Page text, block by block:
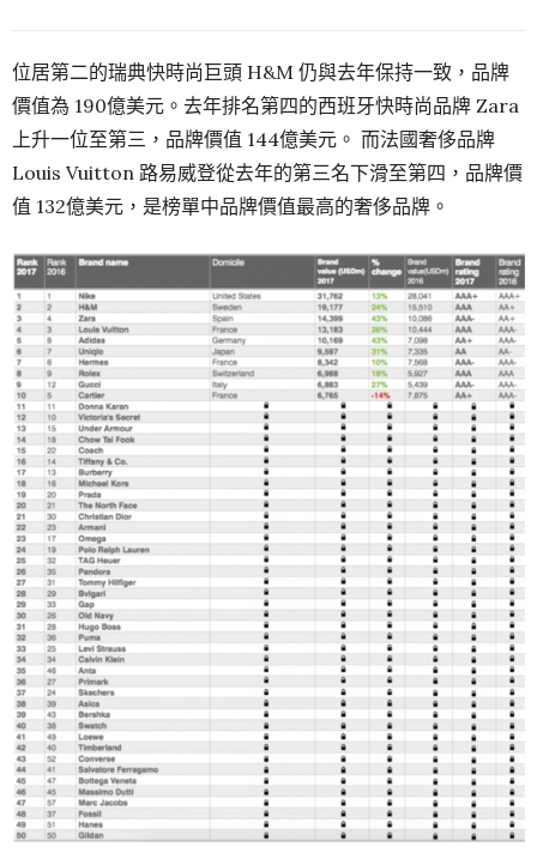
位居第二的瑞典快時尚巨頭 H&M 仍與去年保持一致，品牌
價值為 190億美元。去年排名第四的西班牙快時尚品牌 Zara
上升一位至第三，品牌價值 144億美元。 而法國奢侈品牌
Louis Vuitton 路易威登從去年的第三名下滑至第四，品牌價
值 132億美元，是榜單中品牌價值最高的奢侈品牌。